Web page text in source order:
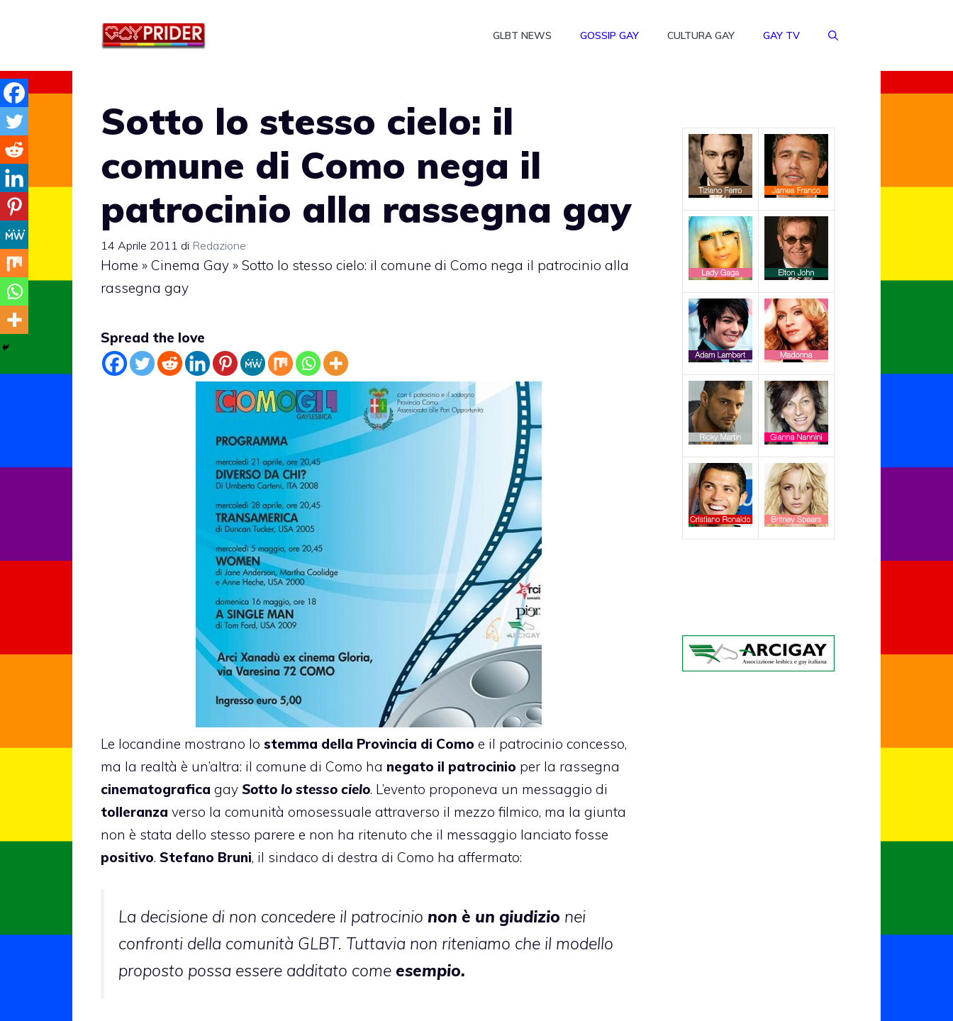
GLBT NEWS GOSSIP GAY CULTURA GAY GAY TV
Sotto lo stesso cielo: il
comune di Como nega il
patrocinio alla rassegna gay
14 Aprile 2011 di Redazione
Home » Cinema Gay » Sotto lo stesso cielo: il comune di Como nega il patrocinio alla
rassegna gay
Spread the love
Le locandine mostrano lo stemma della Provincia di Como e il patrocinio concesso,
ma la realtà è un’altra: il comune di Como ha negato il patrocinio per la rassegna
cinematografica gay Sotto lo stesso cielo. L’evento proponeva un messaggio di
tolleranza verso la comunità omosessuale attraverso il mezzo filmico, ma la giunta
non è stata dello stesso parere e non ha ritenuto che il messaggio lanciato fosse
positivo. Stefano Bruni, il sindaco di destra di Como ha affermato:
La decisione di non concedere il patrocinio non è un giudizio nei
confronti della comunità GLBT. Tuttavia non riteniamo che il modello
proposto possa essere additato come esempio.